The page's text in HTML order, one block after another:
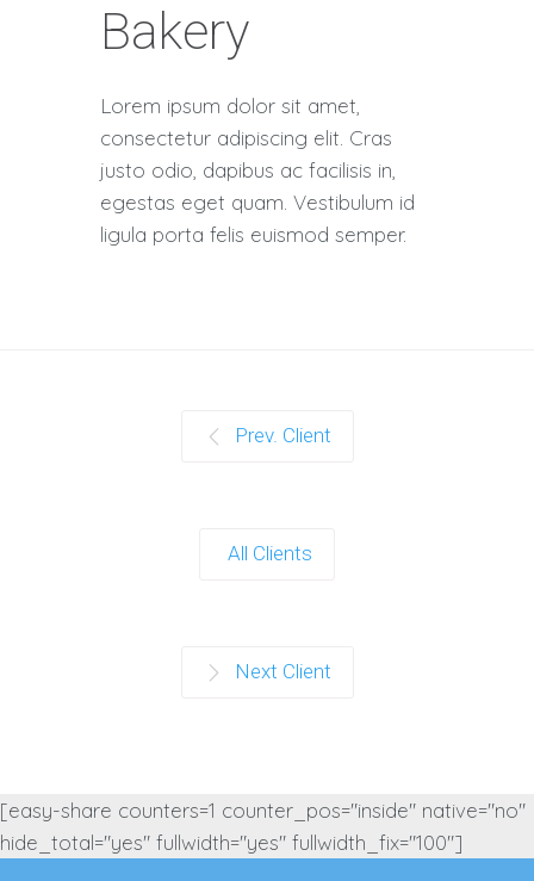
Bakery
Lorem ipsum dolor sit amet,
consectetur adipiscing elit. Cras
justo odio, dapibus ac facilisis in,
egestas eget quam. Vestibulum id
ligula porta felis euismod semper.
Prev. Client
All Clients
Next Client
[easy-share counters=1 counter_pos="inside" native="no"
hide_total="yes" fullwidth="yes" fullwidth_fix="100"]